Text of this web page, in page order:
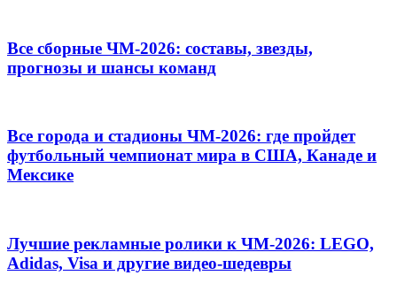
Все сборные ЧМ-2026: составы, звезды,
прогнозы и шансы команд
Все города и стадионы ЧМ-2026: где пройдет
футбольный чемпионат мира в США, Канаде и
Мексике
Лучшие рекламные ролики к ЧМ-2026: LEGO,
Adidas, Visa и другие видео-шедевры